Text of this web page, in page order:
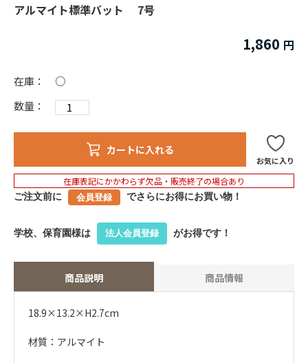
アルマイト標準バット 7号
1,860
在庫：
○
数量：
カートに入れる
お気に入り
在庫表記にかかわらず欠品・販売終了の場合あり
ご注文前に 会員登録 でさらにお得にお買い物！
学校、保育園様は 法人会員登録 がお得です！
商品説明 商品情報
18.9×13.2×H2.7cm
材質：アルマイト